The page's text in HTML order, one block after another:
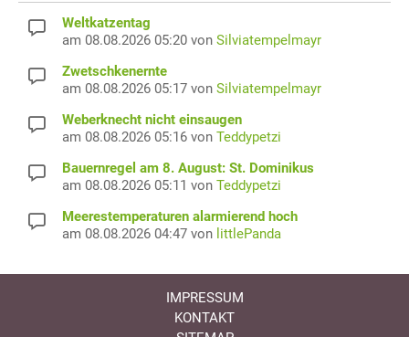
Weltkatzentag
am 08.08.2026 05:20 von Silviatempelmayr
Zwetschkenernte
am 08.08.2026 05:17 von Silviatempelmayr
Weberknecht nicht einsaugen
am 08.08.2026 05:16 von Teddypetzi
Bauernregel am 8. August: St. Dominikus
am 08.08.2026 05:11 von Teddypetzi
Meerestemperaturen alarmierend hoch
am 08.08.2026 04:47 von littlePanda
IMPRESSUM
KONTAKT